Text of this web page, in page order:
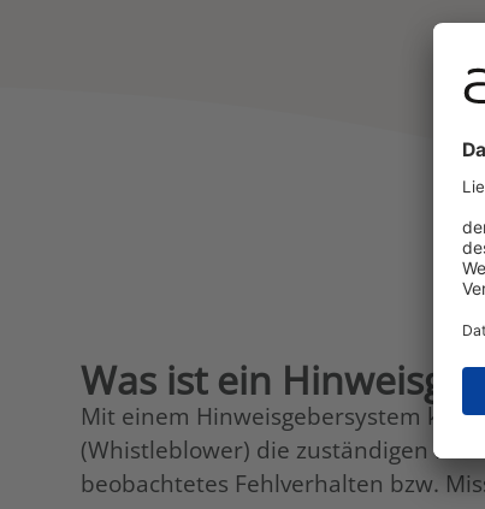
Was ist ein
Mit einem Hinweisgebersystem
(Whistleblower) die zuständigen
beobachtetes Fehlverhalten bzw.